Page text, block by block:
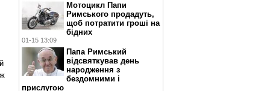
Мотоцикл Папи
Римського продадуть,
щоб потратити гроші на
бідних
01-15 13:09
Папа Римський
відсвяткував день
народження з
бездомними і
прислугою